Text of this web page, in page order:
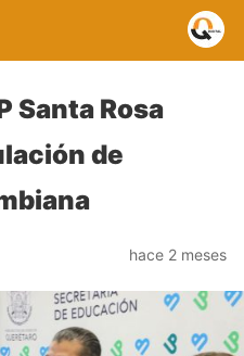
Santa Rosa
de
hace 2 meses